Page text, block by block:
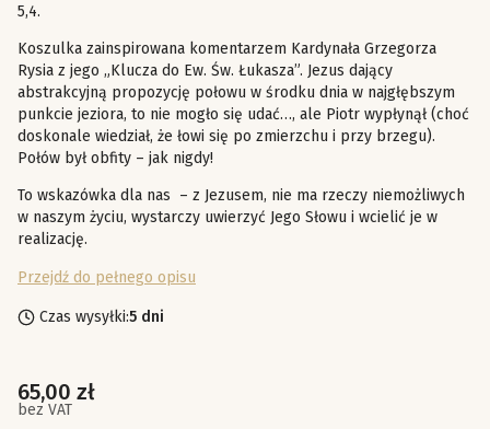
5,4.
Koszulka zainspirowana komentarzem Kardynała Grzegorza
Rysia z jego „Klucza do Ew. Św. Łukasza”. Jezus dający
abstrakcyjną propozycję połowu w środku dnia w najgłębszym
punkcie jeziora, to nie mogło się udać…, ale Piotr wypłynął (choć
doskonale wiedział, że łowi się po zmierzchu i przy brzegu).
Połów był obfity – jak nigdy!
To wskazówka dla nas – z Jezusem, nie ma rzeczy niemożliwych
w naszym życiu, wystarczy uwierzyć Jego Słowu i wcielić je w
realizację.
Przejdź do pełnego opisu
Czas wysyłki:5 dni
Cena
65,00 zł
bez VAT